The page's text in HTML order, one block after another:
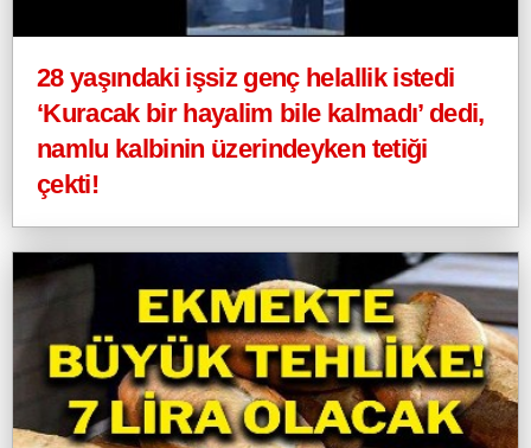
28 yaşındaki işsiz genç helallik istedi
‘Kuracak bir hayalim bile kalmadı’ dedi,
namlu kalbinin üzerindeyken tetiği
çekti!